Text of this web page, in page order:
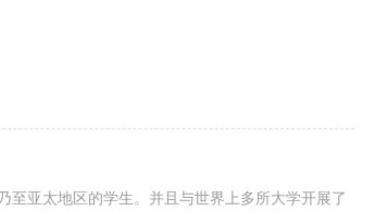
亚太地区的学生。并且与世界上多所大学开展了